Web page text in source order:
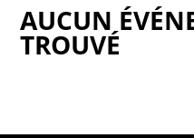
AUCUN
TROUVÉ